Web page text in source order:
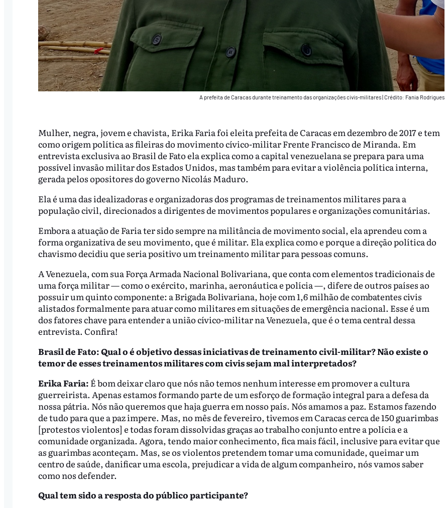
A prefeita de Caracas durante treinamento das organizações civis-militares|Crédito: Fania Rodrigues
Mulher, negra, jovem e chavista, Erika Faria foi eleita prefeita de Caracas em dezembro de 2017 e tem
como origem política as fileiras do movimento cívico-militar Frente Francisco de Miranda. Em
entrevista exclusiva ao Brasil de Fato ela explica como a capital venezuelana se prepara para uma
possível invasão militar dos Estados Unidos, mas também para evitar a violência política interna,
gerada pelos opositores do governo Nicolás Maduro.
Ela é uma das idealizadoras e organizadoras dos programas de treinamentos militares para a
população civil, direcionados a dirigentes de movimentos populares e organizações comunitárias.
Embora a atuação de Faria ter sido sempre na militância de movimento social, ela aprendeu com a
forma organizativa de seu movimento, que é militar. Ela explica como e porque a direção política do
chavismo decidiu que seria positivo um treinamento militar para pessoas comuns.
A Venezuela, com sua Força Armada Nacional Bolivariana, que conta com elementos tradicionais de
uma força militar — como o exército, marinha, aeronáutica e polícia —, difere de outros países ao
possuir um quinto componente: a Brigada Bolivariana, hoje com 1,6 milhão de combatentes civis
alistados formalmente para atuar como militares em situações de emergência nacional. Esse é um
dos fatores chave para entender a união cívico-militar na Venezuela, que é o tema central dessa
entrevista. Confira!
Brasil de Fato: Qual o é objetivo dessas iniciativas de treinamento civil-militar? Não existe o
temor de esses treinamentos militares com civis sejam mal interpretados?
Erika Faria: É bom deixar claro que nós não temos nenhum interesse em promover a cultura
guerreirista. Apenas estamos formando parte de um esforço de formação integral para a defesa da
nossa pátria. Nós não queremos que haja guerra em nosso país. Nós amamos a paz. Estamos fazendo
de tudo para que a paz impere. Mas, no mês de fevereiro, tivemos em Caracas cerca de 150 guarimbas
[protestos violentos] e todas foram dissolvidas graças ao trabalho conjunto entre a polícia e a
comunidade organizada. Agora, tendo maior conhecimento, fica mais fácil, inclusive para evitar que
as guarimbas aconteçam. Mas, se os violentos pretendem tomar uma comunidade, queimar um
centro de saúde, danificar uma escola, prejudicar a vida de algum companheiro, nós vamos saber
como nos defender.
Qual tem sido a resposta do público participante?